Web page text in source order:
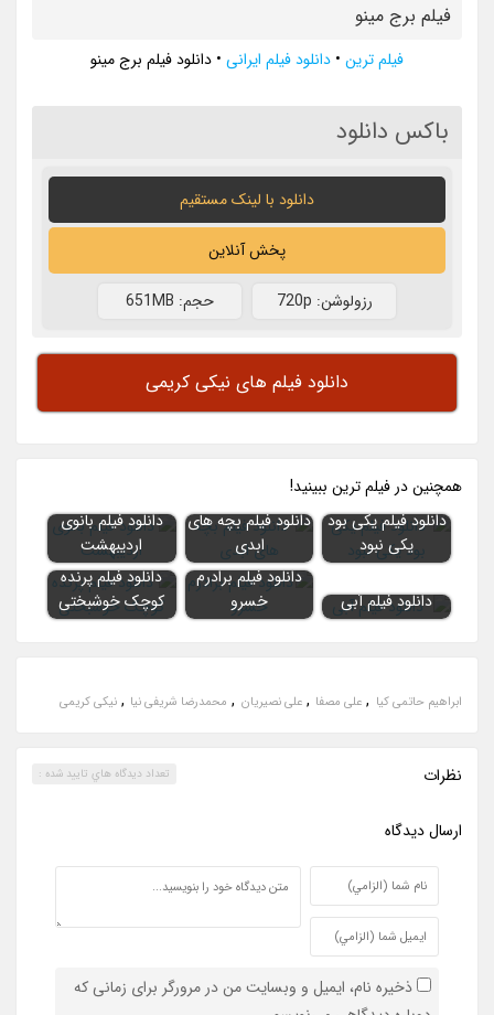
فیلم برج مینو
فیلم ترین • دانلود فیلم ایرانی • دانلود فیلم برج مینو
باکس دانلود
دانلود با لينک مستقيم
پخش آنلاین
رزولوشن: 720p حجم: 651MB
دانلود فیلم های نیکی کریمی
همچنين در فيلم ترين ببينيد!
دانلود فیلم یکی بود
یکی نبود
دانلود فیلم بچه های
ابدی
دانلود فیلم بانوی
اردیبهشت
دانلود فیلم آبی
دانلود فیلم برادرم
خسرو
دانلود فیلم پرنده
کوچک خوشبختی
ابراهیم حاتمی کیا , علی مصفا ,علی نصیریان , محمدرضا شریفی نیا ,نیکی کریمی
نظرات تعداد ديدگاه هاي تاييد شده :
ارسال ديدگاه
ذخیره نام، ایمیل و وبسایت من در مرورگر برای زمانی که